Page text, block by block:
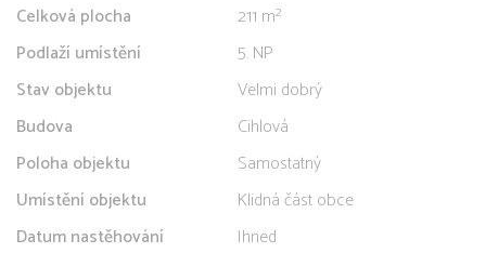
Celková plocha
211 m²
Podlaží umístění
5. NP
Stav objektu
Velmi dobrý
Budova
Cihlová
Poloha objektu
Samostatný
Umístění objektu
Klidná část obce
Datum nastěhování
Ihned